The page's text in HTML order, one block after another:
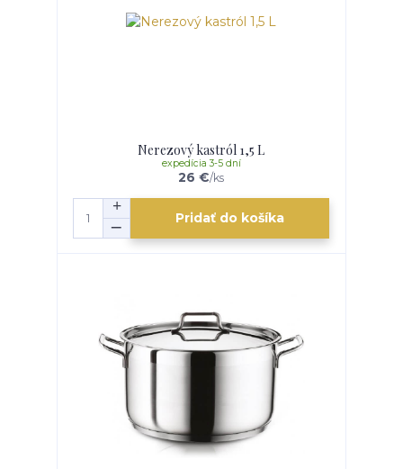
Nerezový kastról 1,5 L
26 €/ks
expedícia 3-5 dní
Pridať do košíka